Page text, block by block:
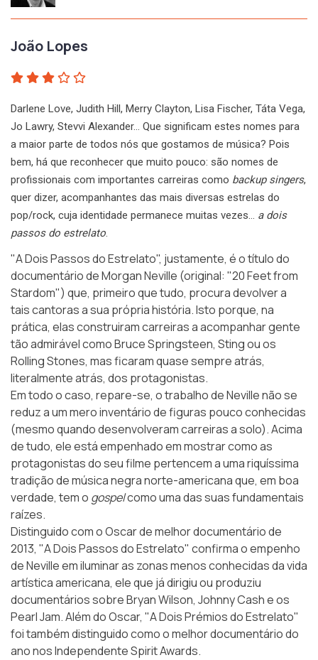
João Lopes
Darlene Love, Judith Hill, Merry Clayton, Lisa Fischer, Táta Vega,
Jo Lawry, Stevvi Alexander… Que significam estes nomes para
a maior parte de todos nós que gostamos de música? Pois
bem, há que reconhecer que muito pouco: são nomes de
profissionais com importantes carreiras como backup singers,
quer dizer, acompanhantes das mais diversas estrelas do
pop/rock, cuja identidade permanece muitas vezes… a dois
passos do estrelato.
"A Dois Passos do Estrelato", justamente, é o título do
documentário de Morgan Neville (original: "20 Feet from
Stardom") que, primeiro que tudo, procura devolver a
tais cantoras a sua própria história. Isto porque, na
prática, elas construiram carreiras a acompanhar gente
tão admirável como Bruce Springsteen, Sting ou os
Rolling Stones, mas ficaram quase sempre atrás,
literalmente atrás, dos protagonistas.
Em todo o caso, repare-se, o trabalho de Neville não se
reduz a um mero inventário de figuras pouco conhecidas
(mesmo quando desenvolveram carreiras a solo). Acima
de tudo, ele está empenhado em mostrar como as
protagonistas do seu filme pertencem a uma riquíssima
tradição de música negra norte-americana que, em boa
verdade, tem o gospelcomo uma das suas fundamentais
raízes.
Distinguido com o Oscar de melhor documentário de
2013, "A Dois Passos do Estrelato" confirma o empenho
de Neville em iluminar as zonas menos conhecidas da vida
artística americana, ele que já dirigiu ou produziu
documentários sobre Bryan Wilson, Johnny Cash e os
Pearl Jam. Além do Oscar, "A Dois Prémios do Estrelato"
foi também distinguido como o melhor documentário do
ano nos Independente Spirit Awards.